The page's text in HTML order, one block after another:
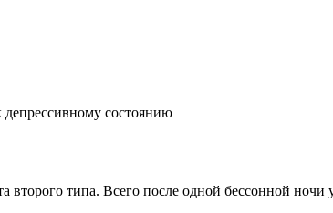
состоянию
типа. Всего после одной бессонной ночи